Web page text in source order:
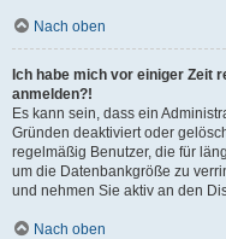
Nach oben
Ich habe mich vor einiger Zeit
anmelden?!
Es kann sein, dass ein
Gründen deaktiviert oder
regelmäßig Benutzer, die für
um die Datenbankgröße zu
und nehmen Sie aktiv an den
Nach oben